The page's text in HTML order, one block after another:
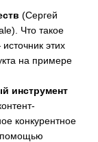
(Сергей
Что такое
этих
на примере
инструмент
конкурентное
помощью